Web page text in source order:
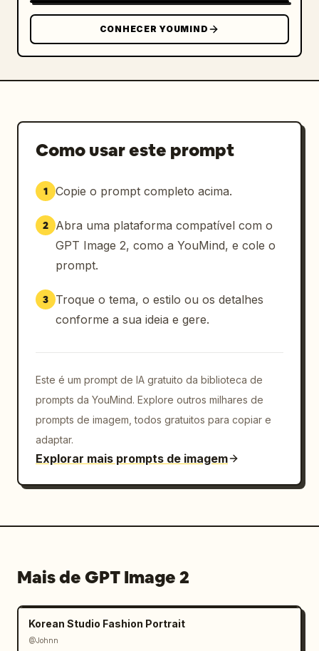
CONHECER YOUMIND
Como usar este prompt
1 Copie o prompt completo acima.
2
Abra uma plataforma compatível com o
GPT Image 2, como a YouMind, e cole o
prompt.
3
Troque o tema, o estilo ou os detalhes
conforme a sua ideia e gere.
Este é um prompt de IA gratuito da biblioteca de
prompts da YouMind. Explore outros milhares de
prompts de imagem, todos gratuitos para copiar e
adaptar.
Explorar mais prompts de imagem
Mais de GPT Image 2
Korean Studio Fashion Portrait
@Johnn